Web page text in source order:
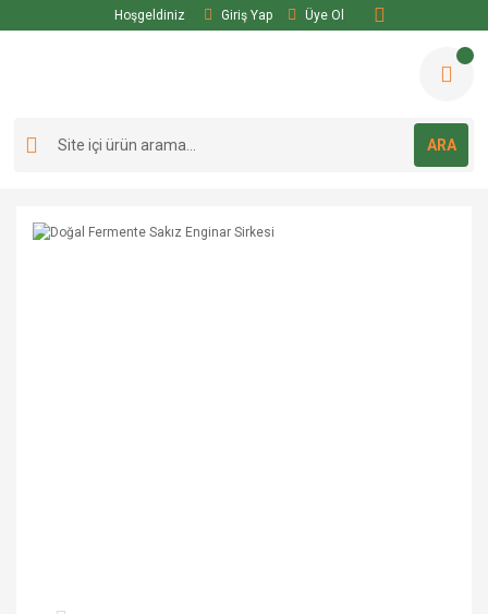
Hoşgeldiniz Giriş Yap Üye Ol
ARA